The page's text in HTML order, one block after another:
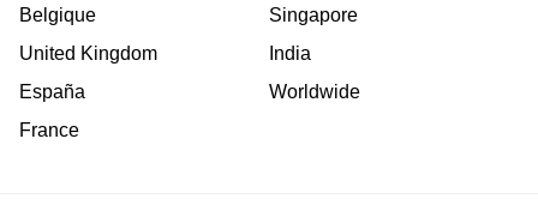
Bureaux
Luxembourg
Centres
d’affaires
Bertrange
Belgique
United Kingdom
España
France
Singapore
India
Worldwide